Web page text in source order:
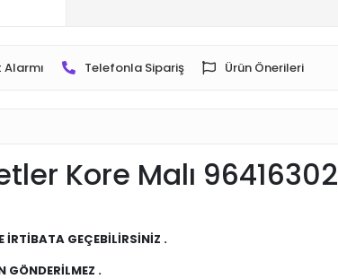
Alarmı Telefonla Sipariş Ürün Önerileri
Kore Malı 96416302
GEÇEBİLİRSİNİZ .
GÖNDERİLMEZ .